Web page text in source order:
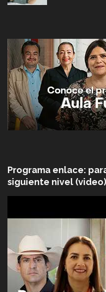
Programa enlace:
siguiente nivel (video)